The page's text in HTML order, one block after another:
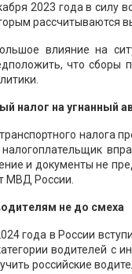
2023 года в силу
рассчитываются
влияние на
что сборы
налог на угнанный
налога
налогоплательщик
и документы не
МВД России.
не до смеха
года в России
водителей с
российские